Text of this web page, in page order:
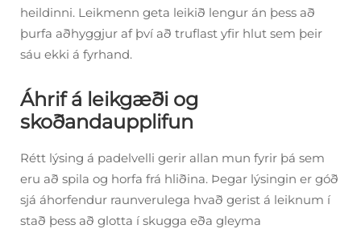
heildinni. Leikmenn geta leikið lengur án þess að
þurfa aðhyggjur af því að truflast yfir hlut sem þeir
sáu ekki á fyrhand.
Áhrif á leikgæði og
skoðandaupplifun
Rétt lýsing á padelvelli gerir allan mun fyrir þá sem
eru að spila og horfa frá hliðina. Þegar lýsingin er góð
sjá áhorfendur raunverulega hvað gerist á leiknum í
stað þess að glotta í skugga eða gleyma